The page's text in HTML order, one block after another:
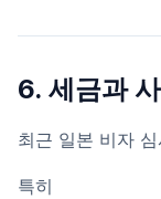
6. 세금과
최근 일본 비자 심
특히